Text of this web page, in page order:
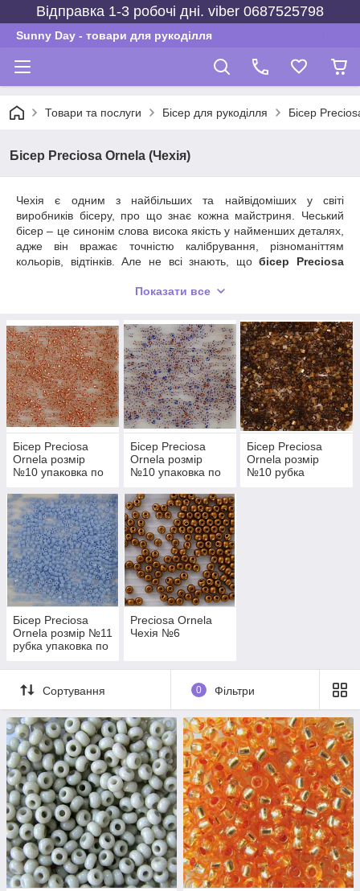
Відправка 1-3 робочі дні. viber 0687525798
Sunny Day - товари для рукоділля
Товари та послуги Бісер для рукоділля Бісер
Бісер Preciosa Ornela (Чехія)
Чехія є одним з найбільших та найвідоміших у світі
виробників бісеру, про що знає кожна майстриня. Чеський
бісер – це синонім слова висока якість у найменших деталях,
адже він вражає точністю калібрування, різноманіттям
кольорів, відтінків. Але не всі знають, щобісер Preciosa
Чехії, оскільки саме продукція цього виробника завоювала
Показати все
Бісер Preciosa
Ornela розмір
№10 упаковка по
Бісер Preciosa
Ornela розмір
№10 упаковка по
Бісер Preciosa
Ornela розмір
№10 рубка
Бісер Preciosa
Ornela розмір №11
рубка упаковка по
Preciosa Ornela
Чехія №6
Сортування 0 Фільтри